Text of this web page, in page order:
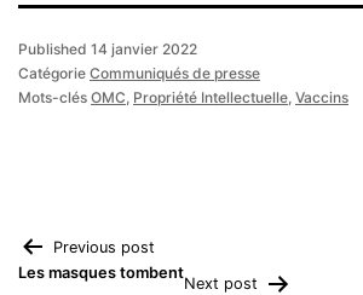
Published 14 janvier 2022
Catégorie Communiqués de presse
Mots-clés OMC, Propriété Intellectuelle, Vaccins
Navigation
Previous post
Les masques tombent
Next post